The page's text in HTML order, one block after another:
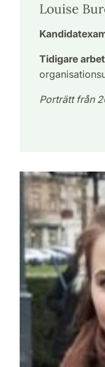
Louise
Tidigare
Porträtt från